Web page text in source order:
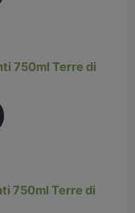
750ml Terre di
750ml Terre di